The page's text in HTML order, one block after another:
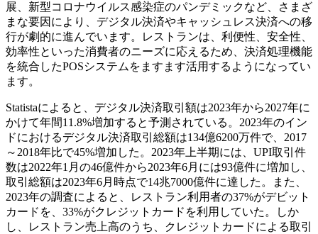
展、新型コロナウイルス感染症のパンデミックなど、さまざ
まな要因により、デジタル決済やキャッシュレス決済への移
行が劇的に進んでいます。レストランは、利便性、安全性、
効率性といった消費者のニーズに応えるため、決済処理機能
を統合したPOSシステムをますます活用するようになってい
ます。
Statistaによると、デジタル決済取引額は2023年から2027年に
かけて年間11.8%増加すると予測されている。2023年のイン
ドにおけるデジタル決済取引総額は134億6200万件で、2017
～2018年比で45%増加した。2023年上半期には、UPI取引件
数は2022年1月の46億件から2023年6月には93億件に増加し、
取引総額は2023年6月時点で14兆7000億件に達した。また、
2023年の調査によると、レストラン利用者の37%がデビット
カードを、33%がクレジットカードを利用していた。しか
し、レストラン売上高のうち、クレジットカードによる取引